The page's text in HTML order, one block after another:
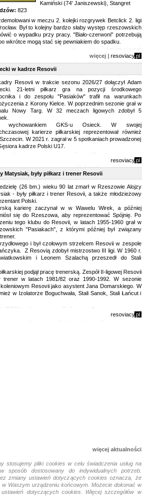
Kamiński (74' Janiszewski), Stangret
823
w meczu 2. kolejki rozgrywek Betclick 2. ligi
Był to kolejny bardzo słaby występ rzeszowskich
o wypadku przy pracy. "Biało-czerwoni" potrzebują
wkrótce mogą stać się pewniakiem do spadku.
więcej | resoviacy.pl
w kadrze Resovii
Resovii w trakcie sezonu 2026/27 dołączył Adam
21-letni piłkarz gra na pozycji środkowego
i do zespołu "Pasiaków" trafił na warunkach
z Korony Kielce. W poprzednim sezonie grał w
Nowy Targ. W 32 meczach ligowych zdobył 5
wychowankiem GKS-u Osieck. W swojej
karierze piłkarskiej reprezentował również
W 2021 r. zagrał w 5 spotkaniach prowadzonej
kadrze Polski U17.
resoviacy.pl
Matysiak, były piłkarz i trener Resovii
(26 bm.) wieku 90 lat zmarł w Rzeszowie Alojzy
- były piłkarz i trener Resovii, a także młodzieżowy
Polski.
karierę zaczynał w w Wawelu Wirek, a później
się do Rzeszowa, aby reprezentować Spójnię. Po
tego klubu do Resovii, w latach 1955-1960 grał w
"Pasiakach", z którymi później był związany
i był czołowym strzelcem Resovii w zespole
Z Resovią zdobył mistrzostwo III ligi. W 1960 r.
i Leonem Szalachą przeszedł do Stali
podjął pracę trenerską. Zespół II-ligowej Resovii
trener w latach 1981/82 oraz 1990-1992. W sezonie
Resovii jako asystent Jana Domarskiego. W
w Izolatorze Boguchwała, Stali Sanok, Stali Łańcut i
resoviacy.pl
więcej aktualności
stosujemy pliki cookies w celu świadczenia usług na
sposób dostosowany do indywidualnych potrzeb.
zmiany ustawień dotyczących cookies oznacza, że
Waszym urządzeniu końcowym. Możecie dokonać w
dotyczących cookies. Więcej szczegółów w